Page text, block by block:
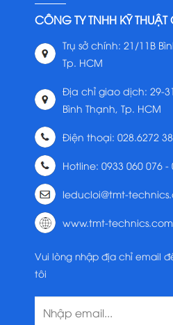
CÔNG TY TNHH KỸ
Trụ sở chính: 21/11B
Tp. HCM
Địa chỉ giao dịch: 29-
Bình Thạnh, Tp. HCM
Điện thoại: 028.6272
Hotline: 0933 060 076 -
leducloi@tmt-
www.tmt-technics.com
Vui lòng nhập địa chỉ email
tôi